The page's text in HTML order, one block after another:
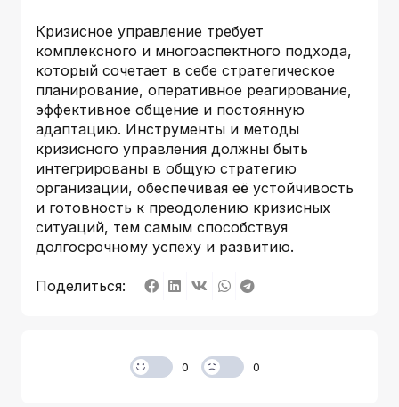
Кризисное управление требует
комплексного и многоаспектного подхода,
который сочетает в себе стратегическое
планирование, оперативное реагирование,
эффективное общение и постоянную
адаптацию. Инструменты и методы
кризисного управления должны быть
интегрированы в общую стратегию
организации, обеспечивая её устойчивость
и готовность к преодолению кризисных
ситуаций, тем самым способствуя
долгосрочному успеху и развитию.
Поделиться:
0 0